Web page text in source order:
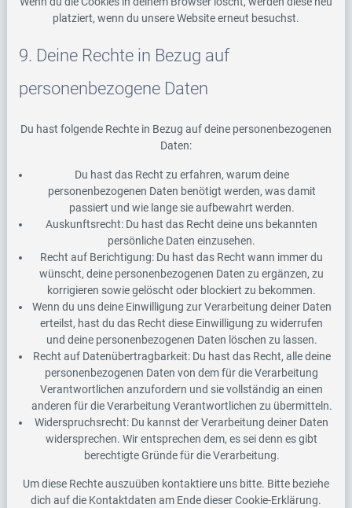
platziert, wenn du unsere Website erneut besuchst.
9. Deine Rechte in Bezug auf
personenbezogene Daten
Du hast folgende Rechte in Bezug auf deine personenbezogenen
Daten:
Du hast das Recht zu erfahren, warum deine
personenbezogenen Daten benötigt werden, was damit
passiert und wie lange sie aufbewahrt werden.
Auskunftsrecht: Du hast das Recht deine uns bekannten
persönliche Daten einzusehen.
Recht auf Berichtigung: Du hast das Recht wann immer du
wünscht, deine personenbezogenen Daten zu ergänzen, zu
korrigieren sowie gelöscht oder blockiert zu bekommen.
Wenn du uns deine Einwilligung zur Verarbeitung deiner Daten
erteilst, hast du das Recht diese Einwilligung zu widerrufen
und deine personenbezogenen Daten löschen zu lassen.
Recht auf Datenübertragbarkeit: Du hast das Recht, alle deine
personenbezogenen Daten von dem für die Verarbeitung
Verantwortlichen anzufordern und sie vollständig an einen
anderen für die Verarbeitung Verantwortlichen zu übermitteln.
Widerspruchsrecht: Du kannst der Verarbeitung deiner Daten
widersprechen. Wir entsprechen dem, es sei denn es gibt
berechtigte Gründe für die Verarbeitung.
Um diese Rechte auszuüben kontaktiere uns bitte. Bitte beziehe
dich auf die Kontaktdaten am Ende dieser Cookie-Erklärung.